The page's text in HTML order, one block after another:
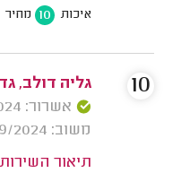
איכות 10 מחיר
גליה דולב,
אשרור: 25/11/2024
משוב: 26/09/2024
תיאור
10